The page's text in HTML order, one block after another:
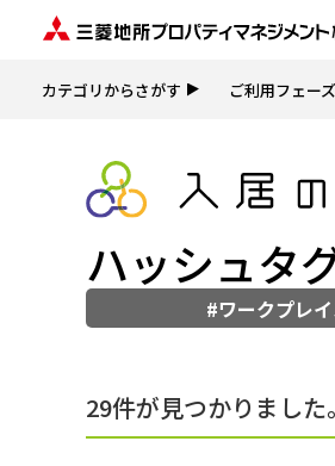
カテゴリからさがす ご利用フェー
ハッシュタ
#ワークプレ
29件が見つかりました。